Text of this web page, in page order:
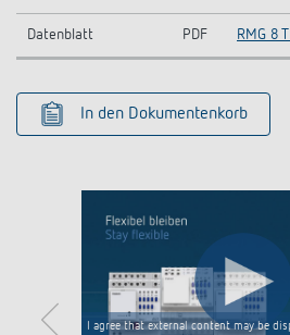
Datenblatt PDF RMG 8
In den Dokumentenkorb
I agree that external content may be